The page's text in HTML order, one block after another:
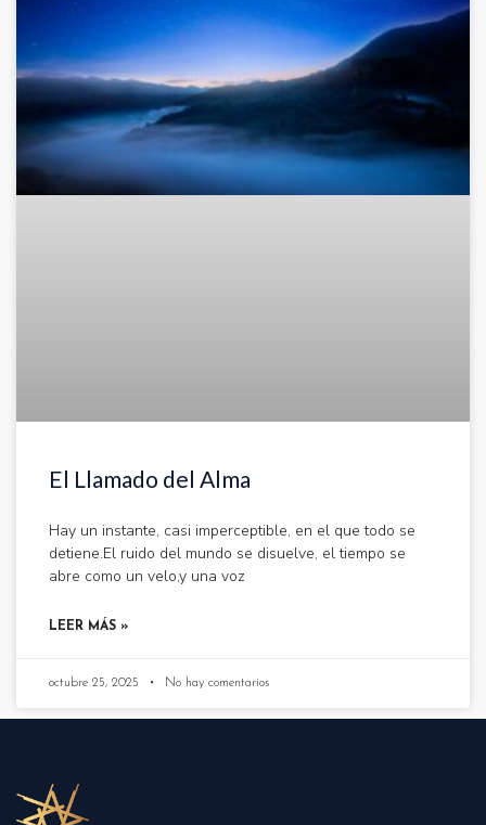
El Llamado del Alma
Hay un instante, casi imperceptible, en el que todo se
detiene.El ruido del mundo se disuelve, el tiempo se
abre como un velo,y una voz
LEER MÁS »
octubre 25, 2025 No hay comentarios